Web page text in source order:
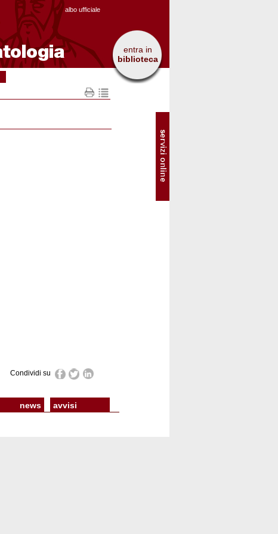
entra in
biblioteca
albo ufficiale
Servizi
online
Condividi su
news avvisi